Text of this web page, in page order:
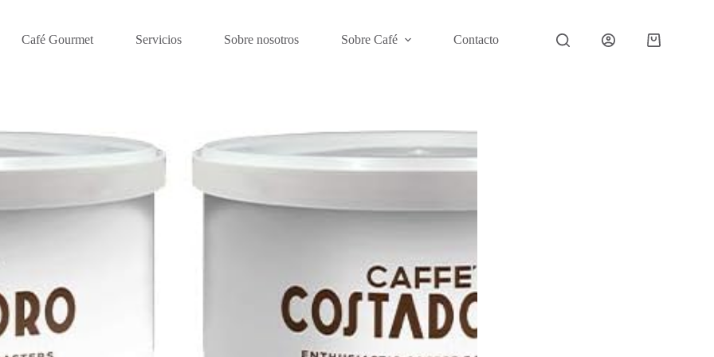
Café Gourmet Servicios Sobre nosotros Sobre Café Contacto
Carro